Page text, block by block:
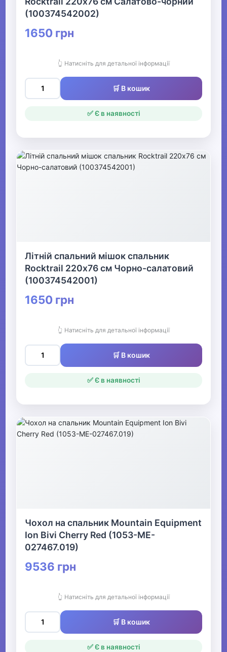
(100374542002)
1650 грн
👆 Натисніть для детальної інформації
🛒 В кошик
✅ Є в наявності
Літній спальний мішок спальник
Rocktrail 220х76 см Чорно-салатовий
(100374542001)
1650 грн
👆 Натисніть для детальної інформації
🛒 В кошик
✅ Є в наявності
Чохол на спальник Mountain Equipment
Ion Bivi Cherry Red (1053-ME-
027467.019)
9536 грн
👆 Натисніть для детальної інформації
🛒 В кошик
✅ Є в наявності